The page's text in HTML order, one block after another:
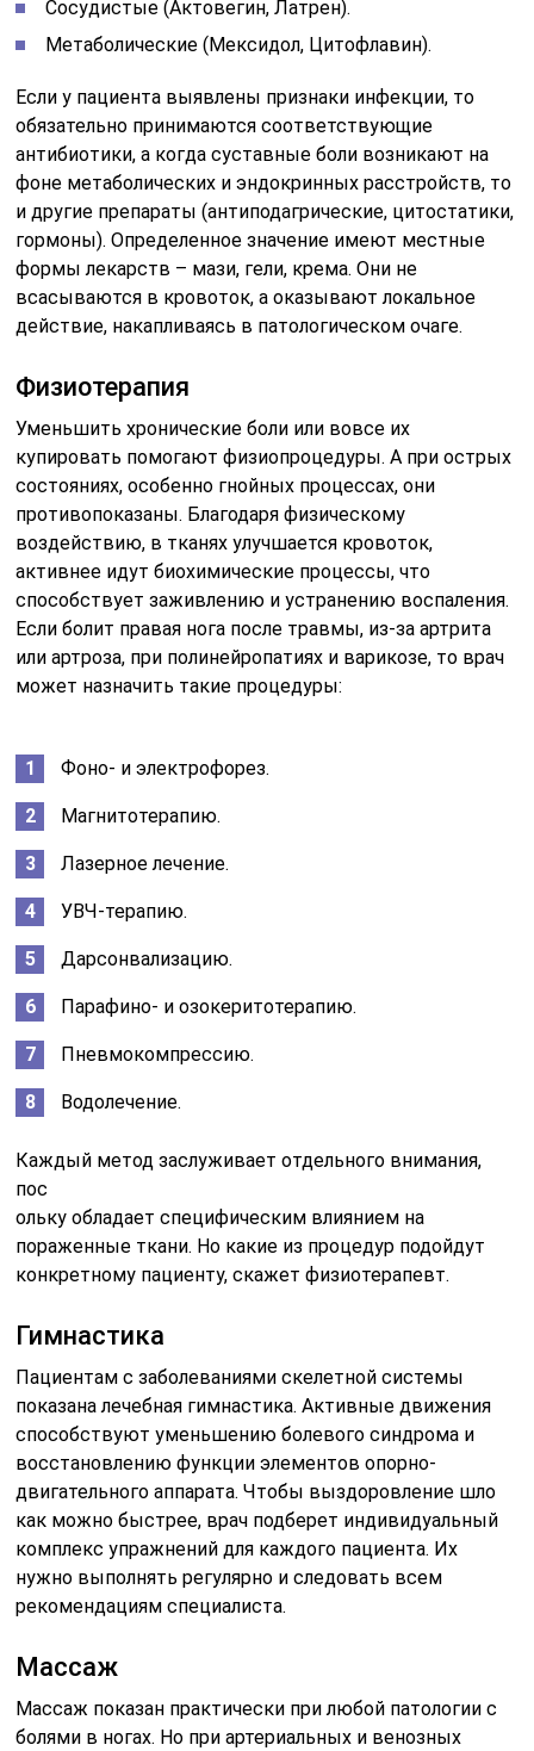
Сосудистые (Актовегин, Латрен).
Метаболические (Мексидол, Цитофлавин).
Если у пациента выявлены признаки инфекции, то
обязательно принимаются соответствующие
антибиотики, а когда суставные боли возникают на
фоне метаболических и эндокринных расстройств, то
и другие препараты (антиподагрические, цитостатики,
гормоны). Определенное значение имеют местные
формы лекарств – мази, гели, крема. Они не
всасываются в кровоток, а оказывают локальное
действие, накапливаясь в патологическом очаге.
Физиотерапия
Уменьшить хронические боли или вовсе их
купировать помогают физиопроцедуры. А при острых
состояниях, особенно гнойных процессах, они
противопоказаны. Благодаря физическому
воздействию, в тканях улучшается кровоток,
активнее идут биохимические процессы, что
способствует заживлению и устранению воспаления.
Если болит правая нога после травмы, из-за артрита
или артроза, при полинейропатиях и варикозе, то врач
может назначить такие процедуры:
Фоно- и электрофорез.
Магнитотерапию.
Лазерное лечение.
УВЧ-терапию.
Дарсонвализацию.
Парафино- и озокеритотерапию.
Пневмокомпрессию.
Водолечение.
Каждый метод заслуживает отдельного внимания,
пос
ольку обладает специфическим влиянием на
пораженные ткани. Но какие из процедур подойдут
конкретному пациенту, скажет физиотерапевт.
Гимнастика
Пациентам с заболеваниями скелетной системы
показана лечебная гимнастика. Активные движения
способствуют уменьшению болевого синдрома и
восстановлению функции элементов опорно-
двигательного аппарата. Чтобы выздоровление шло
как можно быстрее, врач подберет индивидуальный
комплекс упражнений для каждого пациента. Их
нужно выполнять регулярно и следовать всем
рекомендациям специалиста.
Массаж
Массаж показан практически при любой патологии с
болями в ногах. Но при артериальных и венозных